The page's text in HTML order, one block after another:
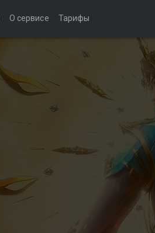
О сервисе Тарифы